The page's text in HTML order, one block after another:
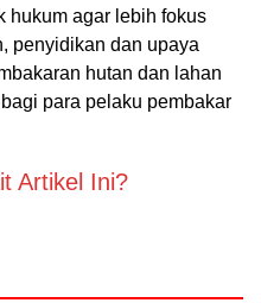
hukum agar lebih fokus
penyidikan dan upaya
hutan dan lahan
para pelaku pembakar
Artikel Ini?